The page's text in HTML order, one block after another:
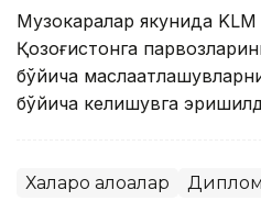
Музокаралар якунида
Қозоғистонга
бўйича
бўйича келишувга
Халқаро алоқалар